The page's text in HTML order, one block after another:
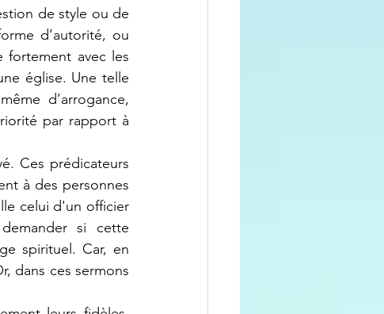
de style ou de
d’autorité, ou
fortement avec les
église. Une telle
d’arrogance,
par rapport à
à des personnes
celui d'un officier
si cette
spirituel. Car, en
dans ces sermons